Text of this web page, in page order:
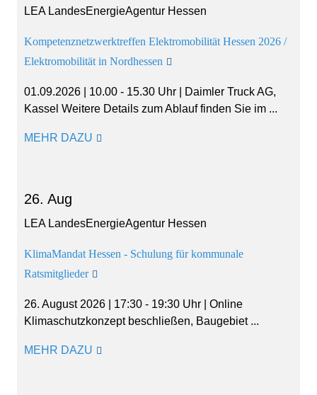
LEA LandesEnergieAgentur Hessen
Kompetenznetzwerktreffen Elektromobilität Hessen 2026 /
Elektromobilität in Nordhessen
01.09.2026 | 10.00 - 15.30 Uhr | Daimler Truck AG,
Kassel Weitere Details zum Ablauf finden Sie im ...
MEHR DAZU
26. Aug
LEA LandesEnergieAgentur Hessen
KlimaMandat Hessen - Schulung für kommunale
Ratsmitglieder
26. August 2026 | 17:30 - 19:30 Uhr | Online
Klimaschutzkonzept beschließen, Baugebiet ...
MEHR DAZU